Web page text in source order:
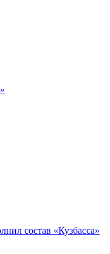
состав «Кузбасса»